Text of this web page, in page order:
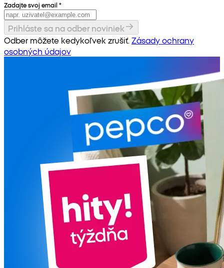
Zadajte svoj email *
Prihláste sa na odber noviniek
Odber môžete kedykoľvek zrušiť.Zásady ochrany
osobných údajov